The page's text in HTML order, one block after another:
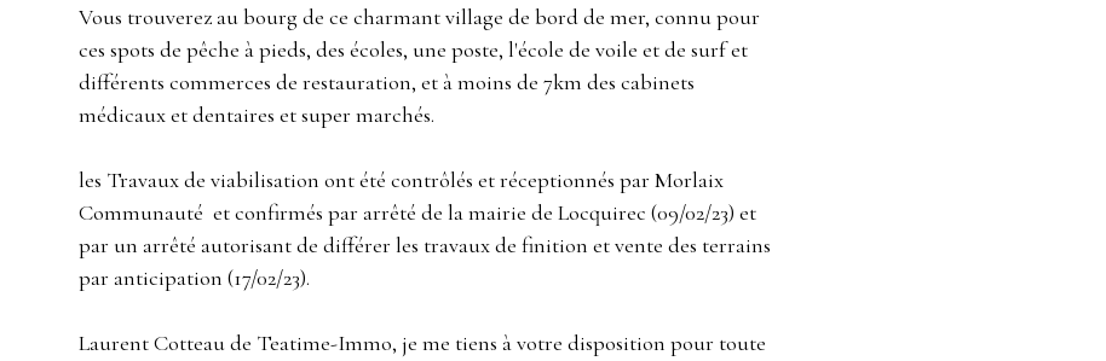
Vous trouverez au bourg de ce charmant village de bord de mer, connu pour
ces spots de pêche à pieds, des écoles, une poste, l'école de voile et de surf et
différents commerces de restauration, et à moins de 7km des cabinets
médicaux et dentaires et super marchés.
les Travaux de viabilisation ont été contrôlés et réceptionnés par Morlaix
Communauté et confirmés par arrêté de la mairie de Locquirec (09/02/23) et
par un arrêté autorisant de différer les travaux de finition et vente des terrains
par anticipation (17/02/23).
Laurent Cotteau de Teatime-Immo, je me tiens à votre disposition pour toute